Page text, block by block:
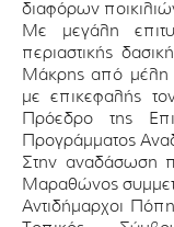
διαφόρων
Με μεγάλη
περιαστικής
Μάκρης από μέλη
με επικεφαλής
Πρόεδρο της
Προγράμματος
Στην αναδάσωση
Μαραθώνος
Αντιδήμαρχοι